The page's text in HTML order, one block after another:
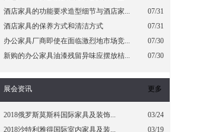
07/31
酒店家具的功能要求造型细节与酒店家...
07/31
酒店家具的保养方式和清洁方式
07/30
办公家具厂商即使在面临激烈地市场竞...
07/30
新购的办公家具油漆残留异味应摆放桔...
更多
展会资讯
03/24
2018俄罗斯莫斯科国际家具及装饰...
03/19
2018沙特利雅得国际室内家具及装...